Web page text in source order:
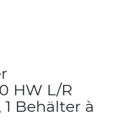
HW L/R
Behälter à